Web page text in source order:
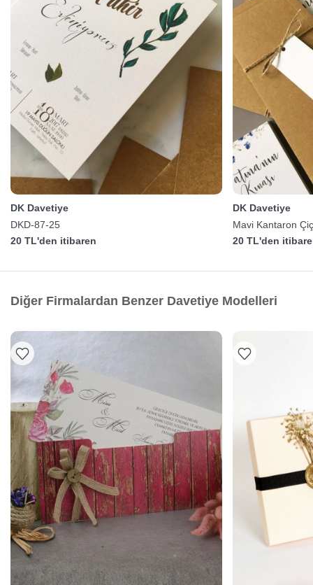
DK Davetiye
DKD-87-25
20 TL'den itibaren
DK Davetiye
Mavi Kantaron
20 TL'den
Diğer Firmalardan Benzer Davetiye Modelleri